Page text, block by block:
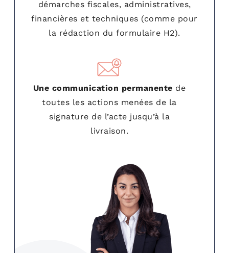
démarches fiscales, administratives,
financières et techniques (comme pour
la rédaction du formulaire H2).
Une communication permanente de
toutes les actions menées de la
signature de l’acte jusqu’à la
livraison.